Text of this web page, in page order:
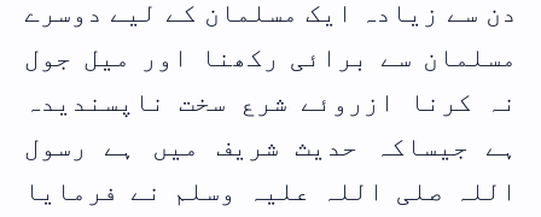
دن سے زیادہ ایک مسلمان کے لیے دوسرے
مسلمان سے برائی رکھنا اور میل جول
نہ کرنا ازروئے شرع سخت ناپسندیدہ
ہے جیساکہ حدیث شریف میں ہے رسول
اللہ صلی اللہ علیہ وسلم نے فرمایا